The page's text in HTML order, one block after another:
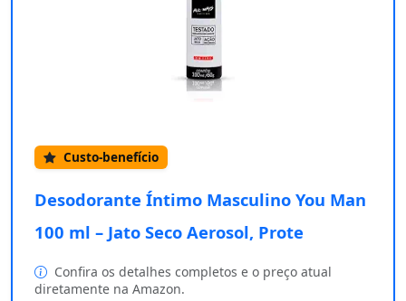
Custo-benefício
Desodorante Íntimo Masculino You Man
100 ml – Jato Seco Aerosol, Prote
Confira os detalhes completos e o preço atual
diretamente na Amazon.